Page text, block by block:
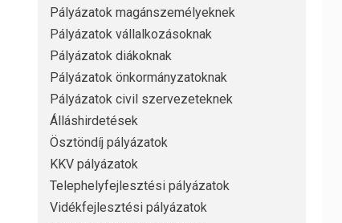
Pályázatok magánszemélyeknek
Pályázatok vállalkozásoknak
Pályázatok diákoknak
Pályázatok önkormányzatoknak
Pályázatok civil szervezeteknek
Álláshirdetések
Ösztöndíj pályázatok
KKV pályázatok
Telephelyfejlesztési pályázatok
Vidékfejlesztési pályázatok